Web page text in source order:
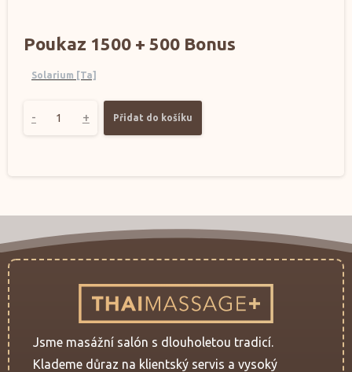
Poukaz 1500 + 500 Bonus
Solarium [Ta]
- + Přidat do košíku
Jsme masážní salón s dlouholetou tradicí.
Klademe důraz na klientský servis a vysoký